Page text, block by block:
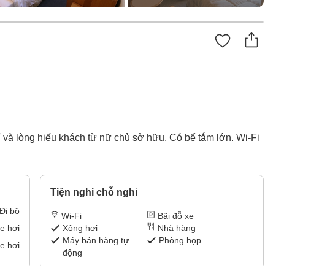
lòng hiếu khách từ nữ chủ sở hữu. Có bể tắm lớn. Wi-Fi
Đi bộ
hơi
hơi
Tiện nghi chỗ nghỉ
Wi-Fi
Bãi đỗ xe
Xông hơi
Nhà hàng
Máy bán hàng tự
động
Phòng họp